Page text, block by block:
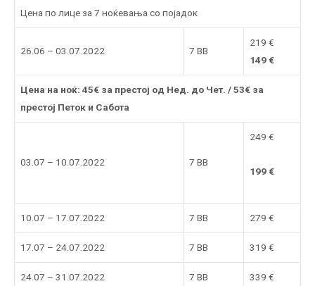
Цена по лице за 7 ноќевања со појадок
26.06 – 03.07.2022 7 BB
219 €
149 €
Цена на ноќ: 45€ за престој од Нед. до Чет. / 53€ за
престој Петок и Сабота
03.07 – 10.07.2022 7 BB
249 €
199 €
10.07 – 17.07.2022 7 BB 279 €
17.07 – 24.07.2022 7 BB 319 €
24.07 – 31.07.2022 7 BB 339 €